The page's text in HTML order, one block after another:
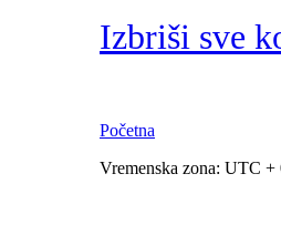
Izbriši sve
Početna
Vremenska zona: UTC +